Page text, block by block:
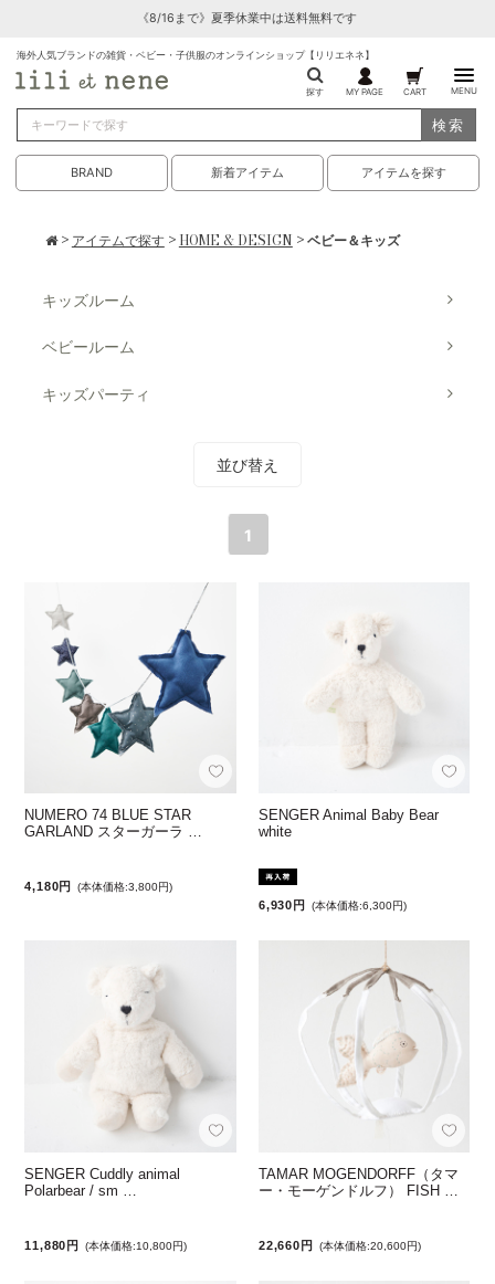
《8/16まで》夏季休業中は送料無料です
海外人気ブランドの雑貨・ベビー・子供服のオンラインショップ【リリエネネ】
探す MY PAGE CART MENU
検索
BRAND 新着アイテム アイテムを探す
> アイテムで探す> HOME & DESIGN > ベビー＆キッズ
キッズルーム
ベビールーム
キッズパーティ
並び替え
1
NUMERO 74 BLUE STAR
GARLAND スターガーラ …
4,180円 (本体価格:3,800円)
SENGER Animal Baby Bear
white
6,930円 (本体価格:6,300円)
SENGER Cuddly animal
Polarbear / sm …
11,880円 (本体価格:10,800円)
TAMAR MOGENDORFF（タマ
ー・モーゲンドルフ） FISH …
22,660円 (本体価格:20,600円)